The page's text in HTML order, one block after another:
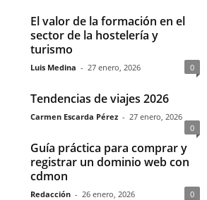
El valor de la formación en el
sector de la hostelería y
turismo
Luis Medina - 27 enero, 2026 0
Tendencias de viajes 2026
Carmen Escarda Pérez - 27 enero, 2026
0
Guía práctica para comprar y
registrar un dominio web con
cdmon
Redacción - 26 enero, 2026 0